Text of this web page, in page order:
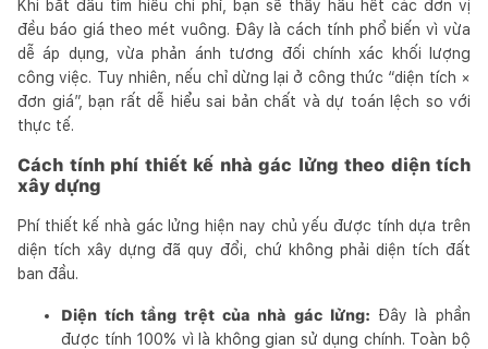
Khi bắt đầu tìm hiểu chi phí, bạn sẽ thấy hầu hết các đơn vị
đều báo giá theo mét vuông. Đây là cách tính phổ biến vì vừa
dễ áp dụng, vừa phản ánh tương đối chính xác khối lượng
công việc. Tuy nhiên, nếu chỉ dừng lại ở công thức “diện tích ×
đơn giá”, bạn rất dễ hiểu sai bản chất và dự toán lệch so với
thực tế.
Cách tính phí thiết kế nhà gác lửng theo diện tích
xây dựng
Phí thiết kế nhà gác lửng hiện nay chủ yếu được tính dựa trên
diện tích xây dựng đã quy đổi, chứ không phải diện tích đất
ban đầu.
Diện tích tầng trệt của nhà gác lửng: Đây là phần
được tính 100% vì là không gian sử dụng chính. Toàn bộ